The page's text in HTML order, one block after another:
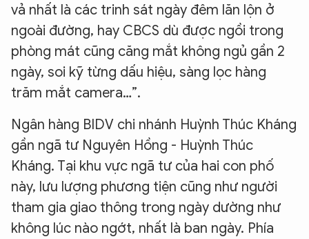
vả nhất là các trinh sát ngày đêm lăn lộn ở
ngoài đường, hay CBCS dù được ngồi trong
phòng mát cũng căng mắt không ngủ gần 2
ngày, soi kỹ từng dấu hiệu, sàng lọc hàng
trăm mắt camera…”.
Ngân hàng BIDV chi nhánh Huỳnh Thúc Kháng
gần ngã tư Nguyên Hồng - Huỳnh Thúc
Kháng. Tại khu vực ngã tư của hai con phố
này, lưu lượng phương tiện cũng như người
tham gia giao thông trong ngày dường như
không lúc nào ngớt, nhất là ban ngày. Phía